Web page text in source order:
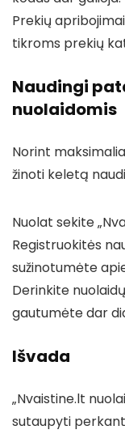
Prekių
tikroms prekių
Naudingi
nuolaidomis
Norint
žinoti keletą
Nuolat sekite
Registruokitės
sužinotumėte
Derinkite
gautumėte dar
Išvada
„Nvaistine.lt
sutaupyti